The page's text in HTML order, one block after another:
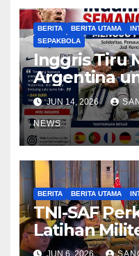
BERITA BERITA UTAMA
SEPAKBOLA
Inggris Tiru
Argentina
Mimpi Juara
JUN 14, 2026
NEWS
BERITA BERITA UTAMA
TNI-SAF
Latihan
JUN 6, 2026